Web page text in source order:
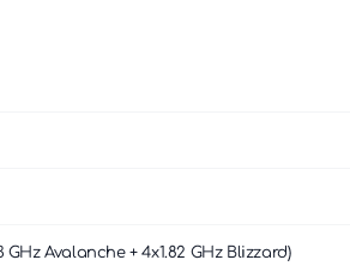
Avalanche + 4x1.82 GHz Blizzard)